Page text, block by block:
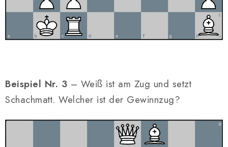
Beispiel Nr. 3 – Weiß ist am Zug und setzt
Schachmatt. Welcher ist der Gewinnzug?